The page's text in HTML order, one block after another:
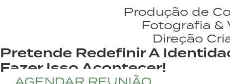
Produção de
Fotografia &
Direção
Pretende Redefinir A
Fazer Isso Acontecer!